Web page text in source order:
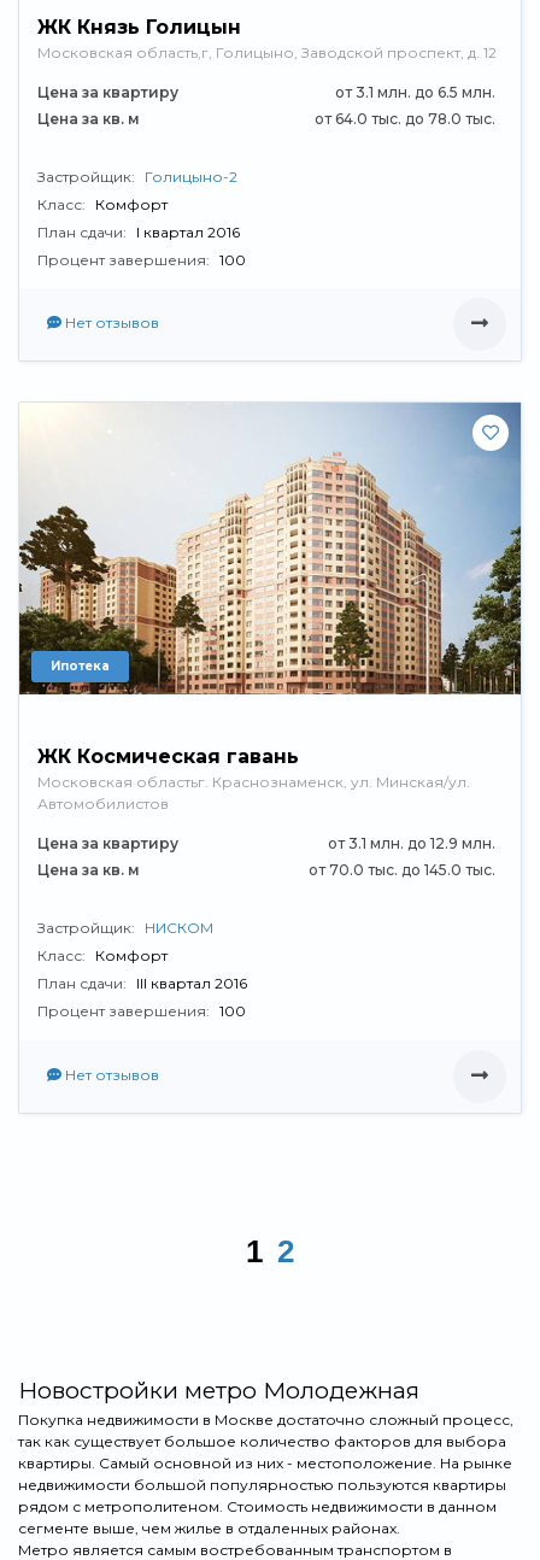
ЖК Князь Голицын
Московская область,г, Голицыно, Заводской проспект, д. 12
Цена за квартиру
от 3.1 млн. до 6.5 млн.
Цена за кв. м
от 64.0 тыс. до 78.0 тыс.
Застройщик:
Голицыно-2
Класс:
Комфорт
План сдачи:
I квартал 2016
Процент завершения: 100
Нет отзывов
Ипотека
ЖК Космическая гавань
Московская областьг. Краснознаменск, ул. Минская/ул.
Автомобилистов
Цена за квартиру
от 3.1 млн. до 12.9 млн.
Цена за кв. м
от 70.0 тыс. до 145.0 тыс.
Застройщик:
НИСКОМ
Класс:
Комфорт
План сдачи:
III квартал 2016
Процент завершения: 100
Нет отзывов
1 2
Новостройки метро Молодежная
Покупка недвижимости в Москве достаточно сложный процесс,
так как существует большое количество факторов для выбора
квартиры. Самый основной из них - местоположение. На рынке
недвижимости большой популярностью пользуются квартиры
рядом с метрополитеном. Стоимость недвижимости в данном
сегменте выше, чем жилье в отдаленных районах.
Метро является самым востребованным транспортом в